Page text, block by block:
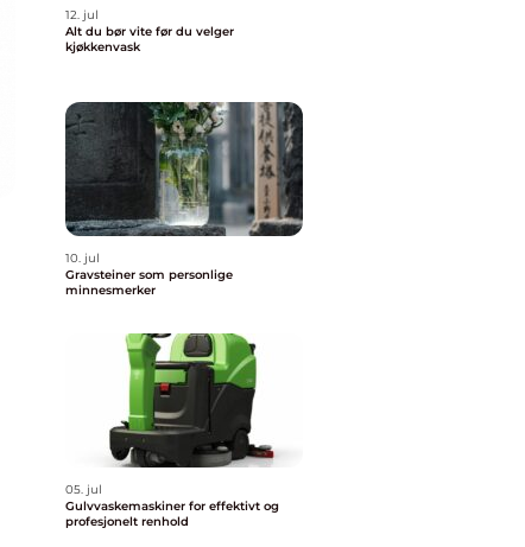
12. jul
Alt du bør vite før du velger
kjøkkenvask
10. jul
Gravsteiner som personlige
minnesmerker
05. jul
Gulvvaskemaskiner for effektivt og
profesjonelt renhold